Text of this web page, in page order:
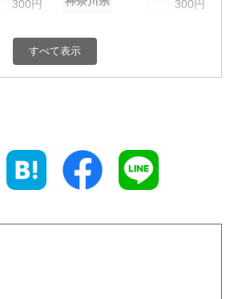
300円 300円
300円 富山県
300円 三重県
すべて表示